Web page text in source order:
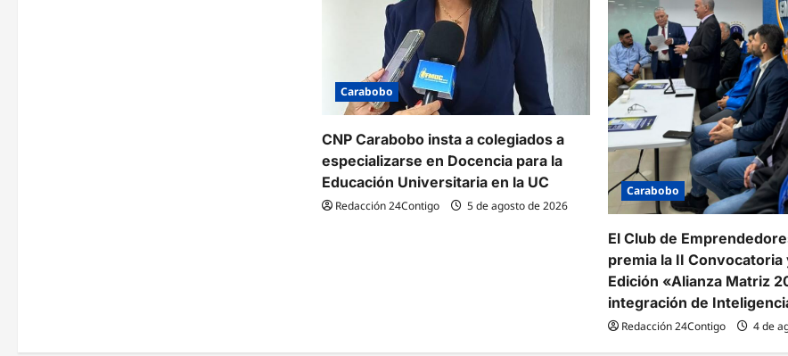
Carabobo
CNP Carabobo insta a colegiados a
especializarse en Docencia para la
Educación Universitaria en la UC
Redacción 24Contigo 5 de agosto de 2026
Carabobo
El Club de
premia la II Convocatoria
Edición «Alianza Matriz
integración de
Redacción 24Contigo 4 de